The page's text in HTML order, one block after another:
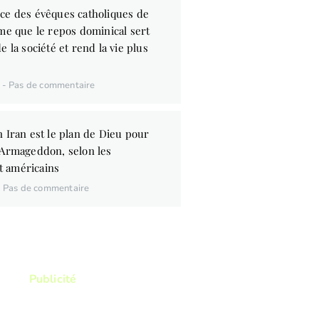
des évêques catholiques de
que le repos dominical sert
la société et rend la vie plus
Pas de commentaire
Iran est le plan de Dieu pour
selon les
américains
Pas de commentaire
Publicité